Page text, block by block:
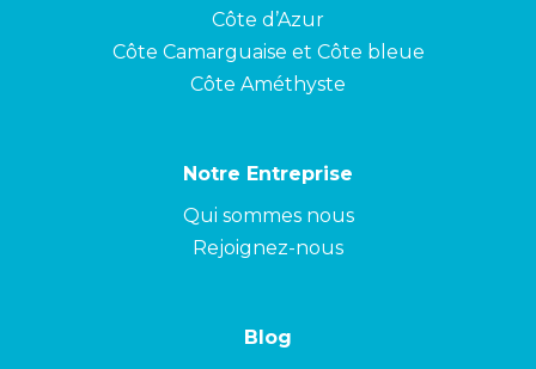
Côte d’Azur
Côte Camarguaise et Côte bleue
Côte Améthyste
Notre Entreprise
Qui sommes nous
Rejoignez-nous
Blog